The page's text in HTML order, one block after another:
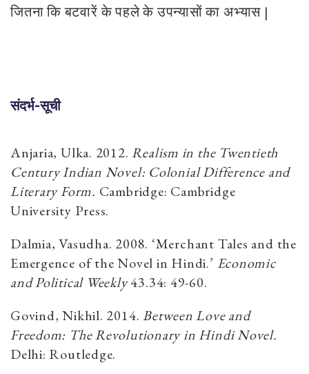
जितना कि बटवारें के पहले के उपन्यासों का अभ्यास |
संदर्भ-सूची
Anjaria, Ulka. 2012.Realism in the Twentieth
Century Indian Novel: Colonial Difference and
Literary Form. Cambridge: Cambridge
University Press.
Dalmia, Vasudha. 2008. ‘Merchant Tales and the
Emergence of the Novel in Hindi.’ Economic
and Political Weekly43.34: 49-60.
Govind, Nikhil. 2014.Between Love and
Freedom: The Revolutionary in Hindi Novel.
Delhi: Routledge.